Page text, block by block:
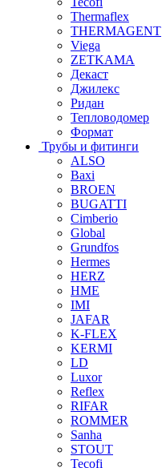
Thermaflex
THERMAGENT
Viega
ZETKAMA
Декаст
Джилекс
Ридан
Тепловодомер
Формат
Трубы и фитинги
ALSO
Baxi
BROEN
BUGATTI
Cimberio
Global
Grundfos
Hermes
HERZ
HME
IMI
JAFAR
K-FLEX
KERMI
LD
Luxor
Reflex
RIFAR
ROMMER
Sanha
STOUT
Tecofi